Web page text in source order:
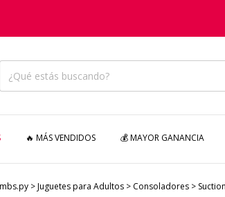
🔥 MÁS VENDIDOS 💰 MAYOR GANANCIA
>Juguetes para Adultos > Consoladores > Suction